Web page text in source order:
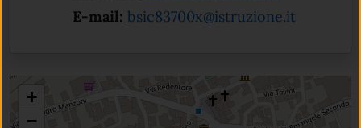
E-mail: bsic83700x@istruzione.it
+
−